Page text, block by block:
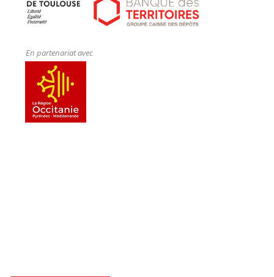
En partenariat avec